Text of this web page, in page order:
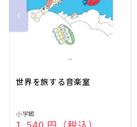
世界を旅する音楽室
販
小学館